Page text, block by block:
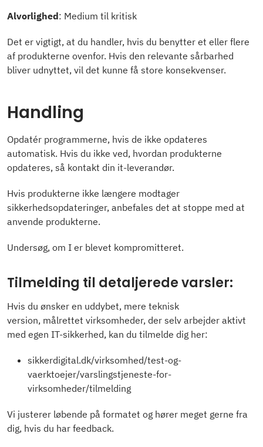
Alvorlighed: Medium til kritisk
Det er vigtigt, at du handler, hvis du benytter et eller flere
af produkterne ovenfor. Hvis den relevante sårbarhed
bliver udnyttet, vil det kunne få store konsekvenser.
Handling
Opdatér programmerne, hvis de ikke opdateres
automatisk. Hvis du ikke ved, hvordan produkterne
opdateres, så kontakt din it-leverandør.
Hvis produkterne ikke længere modtager
sikkerhedsopdateringer, anbefales det at stoppe med at
anvende produkterne.
Undersøg, om I er blevet kompromitteret.
Tilmelding til detaljerede varsler:
Hvis du ønsker en uddybet, mere teknisk
version, målrettet virksomheder, der selv arbejder aktivt
med egen IT-sikkerhed, kan du tilmelde dig her:
sikkerdigital.dk/virksomhed/test-og-
vaerktoejer/varslingstjeneste-for-
virksomheder/tilmelding
Vi justerer løbende på formatet og hører meget gerne fra
dig, hvis du har feedback.